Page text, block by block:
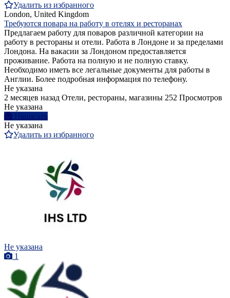
Удалить из избранного
London, United Kingdom
Требуются повара на работу в отелях и ресторанах
Предлагаем работу для поваров различной категории на
работу в рестораны и отели. Работа в Лондоне и за пределами
Лондона. На вакасии за Лондоном предоставляется
проживание. Работа на полную и не полную ставку.
Необходимо иметь все легальные документы для работы в
Англии. Более подробная информация по телефону.
Не указана
2 месяцев назад Отели, рестораны, магазины 252 Просмотров
Не указана
Написать
Не указана
Удалить из избранного
Не указана
1